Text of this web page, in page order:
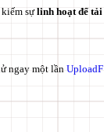
sựlinh hoạt để tải
ngay một lần UploadF